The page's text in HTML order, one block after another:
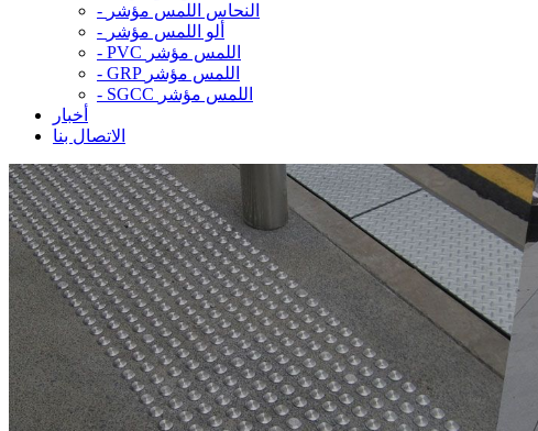
- النحاس اللمس مؤشر
- ألو اللمس مؤشر
-
PVC اللمس مؤشر
-
GRP اللمس مؤشر
-
SGCC اللمس مؤشر
أخبار
الاتصال بنا